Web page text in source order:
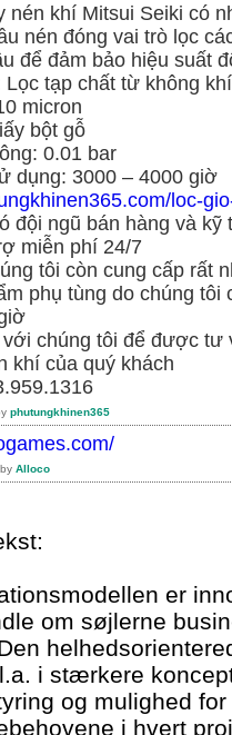
nén khí Mitsui Seiki có
nén đóng vai trò lọc
để đảm bảo hiệu suất
Lọc tạp chất từ không
micron
bột gỗ
0.01 bar
dụng: 3000 – 4000 giờ
loc-
đội ngũ bán hàng và
miễn phí 24/7
tôi còn cung cấp rất
phụ tùng do chúng
với chúng tôi để được tư
khí của quý khách
phutungkhinen365
by Alloco
er
om søjlerne
i stærkere
og mulighed
i hvert